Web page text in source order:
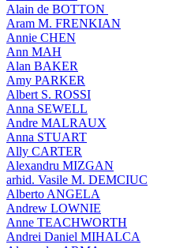
Alain de BOTTON
Aram Μ. FRENKIAN
Annie CHEN
Ann MAH
Alan BAKER
Amy PARKER
Albert S. ROSSI
Anna SEWELL
Andre MALRAUX
Anna STUART
Ally CARTER
Alexandru MIZGAN
arhid. Vasile M. DEMCIUC
Alberto ANGELA
Andrew LOWNIE
Anne TEACHWORTH
Andrei Daniel MIHALCA